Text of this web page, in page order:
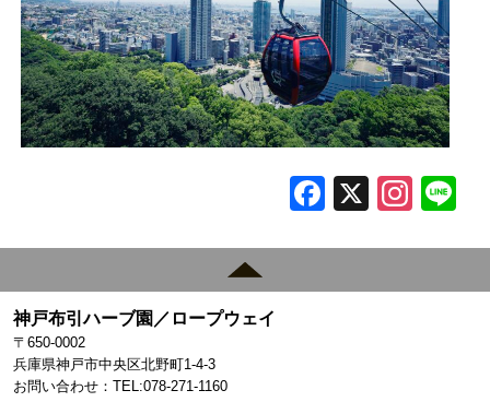
F
e
X In
gr
神戸布引ハーブ園／ロープウェイ
〒650-0002
兵庫県神戸市中央区北野町1-4-3
お問い合わせ：TEL:078-271-1160